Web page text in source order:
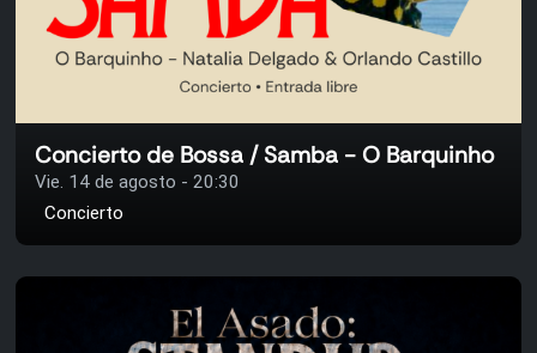
Concierto de Bossa / Samba - O Barquinho
Vie. 14 de agosto - 20:30
Concierto